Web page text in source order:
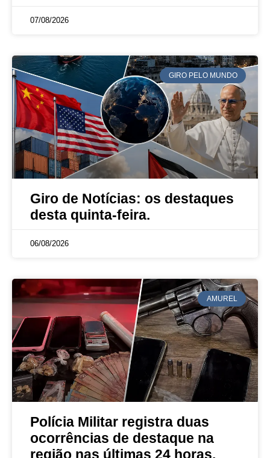
07/08/2026
GIRO PELO MUNDO
Giro de Notícias: os destaques
desta quinta-feira.
06/08/2026
AMUREL
Polícia Militar registra duas
ocorrências de destaque na
região nas últimas 24 horas.